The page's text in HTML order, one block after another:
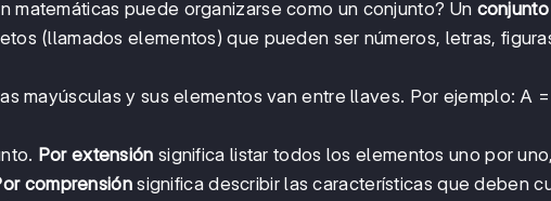
matemáticas puede organizarse como un conjunto? Un conjunto
(llamados elementos) que pueden ser números, letras,
mayúsculas y sus elementos van entre llaves. Por ejemplo: A
Por extensión significa listar todos los elementos uno por
comprensiónsignifica describir las características que deben